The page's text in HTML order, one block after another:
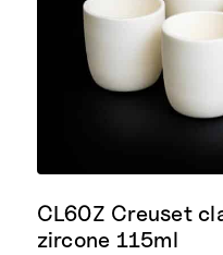
CL60Z Creuset
zircone 115ml